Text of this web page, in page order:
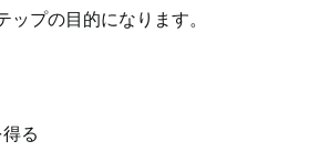
プの目的になります。
る